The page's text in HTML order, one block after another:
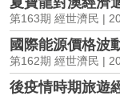
第163期 經世濟民 |
國際能源價格波
第162期 經世濟民 |
後疫情時期旅遊